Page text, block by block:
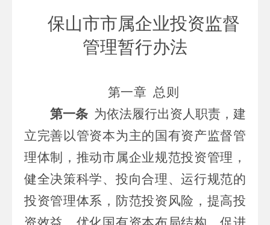
保山市市属企业投资监督
管理暂行办法
第一章 总则
第一条 为依法履行出资人职责，建
立完善以管资本为主的国有资产监督管
理体制，推动市属企业规范投资管理，
健全决策科学、投向合理、运行规范的
投资管理体系，防范投资风险，提高投